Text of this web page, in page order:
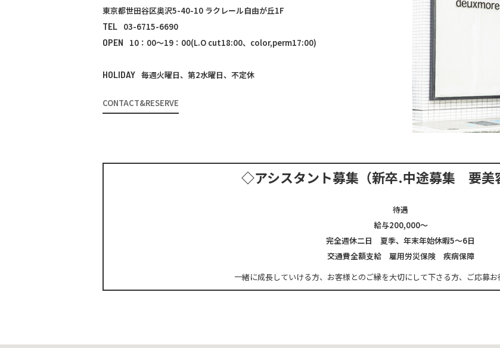
東京都世田谷区奥沢5-40-10 ラクレール自由が丘1F
TEL 03-6715-6690
OPEN
10：00～19：00(L.O cut18:00、color,perm17:00)
HOLIDAY 毎週火曜日、第2水曜日、不定休
CONTACT&RESERVE
◇アシスタント募集 （新卒.中途募集 要美
待遇
給与200,000～
完全週休二日 夏季、年末年始休暇5～6日
交通費全額支給 雇用労災保険 疾病保障
一緒に成長していける方、 お客様とのご縁を大切にして下さる方、 ご応募お